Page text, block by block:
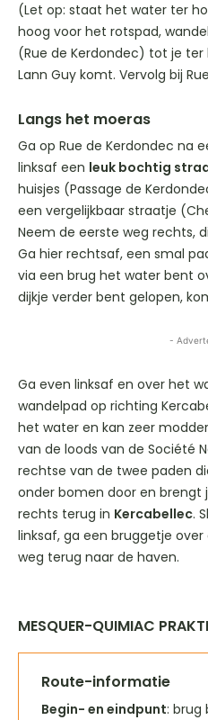
(Let op: staat het water ter
hoog voor het rotspad,
(Rue de Kerdondec) tot je
Lann Guy komt. Vervolg bij
Langs het moeras
Ga op Rue de Kerdondec na
linksaf een leuk bochtig
huisjes (Passage de
een vergelijkbaar straatje
Neem de eerste weg rechts,
Ga hier rechtsaf, een smal
via een brug het water bent
dijkje verder bent gelopen,
-
Ga even linksaf en over het
wandelpad op richting
het water en kan zeer
van de loods van de Société
rechtse van de twee paden
onder bomen door en
rechts terug in Kercabellec.
linksaf, ga een bruggetje
weg terug naar de haven.
MESQUER-QUIMIAC
Route-informatie
Begin- en eindpunt: brug